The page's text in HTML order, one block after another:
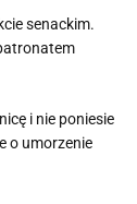
senackim.
i nie poniesie
o umorzenie